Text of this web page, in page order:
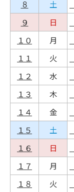
８
土
９
日
１０
月
１１
火
１２
水
１３
木
１４
金
１５
土
１６
日
１７
月
１８
火